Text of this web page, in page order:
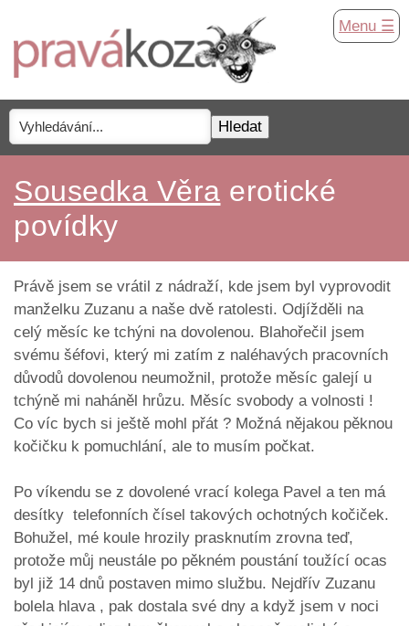
Menu ☰
Sousedka Věra erotické
povídky
Právě jsem se vrátil z nádraží, kde jsem byl vyprovodit
manželku Zuzanu a naše dvě ratolesti. Odjížděli na
celý měsíc ke tchýni na dovolenou. Blahořečil jsem
svému šéfovi, který mi zatím z naléhavých pracovních
důvodů dovolenou neumožnil, protože měsíc galejí u
tchýně mi naháněl hrůzu. Měsíc svobody a volnosti !
Co víc bych si ještě mohl přát ? Možná nějakou pěknou
kočičku k pomuchlání, ale to musím počkat.
Po víkendu se z dovolené vrací kolega Pavel a ten má
desítky telefonních čísel takových ochotných kočiček.
Bohužel, mé koule hrozily prasknutím zrovna teď,
protože můj neustále po pěkném poustání toužící ocas
byl již 14 dnů postaven mimo službu. Nejdřív Zuzanu
bolela hlava , pak dostala své dny a když jsem v noci